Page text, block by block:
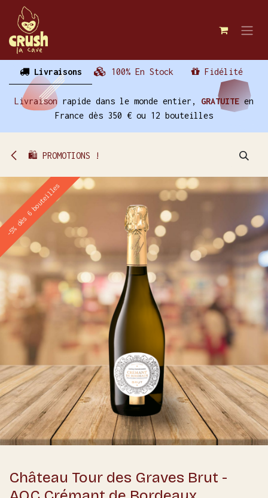
Se rendre au contenu
Livraisons 100% En Stock Fidélité
Livraison rapide dans le monde entier, GRATUITE en
France dès 350 € ou 12 bouteilles
🛍️ PROMOTIONS !
-5% dès 6 bouteilles
Château Tour des Graves Brut -